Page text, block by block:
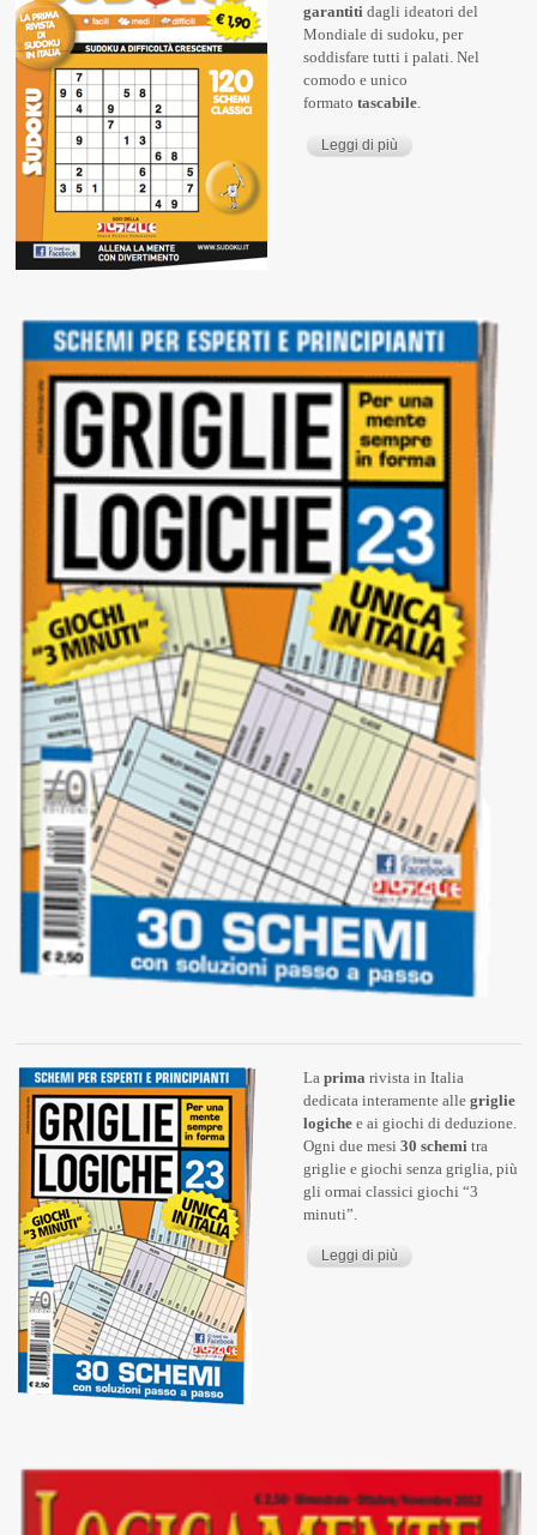
garantiti dagli ideatori del
Mondiale di sudoku, per
soddisfare tutti i palati. Nel
comodo e unico
formatotascabile.
Leggi di più
Laprima rivista in Italia
dedicata interamente allegriglie
logiche e ai giochi di deduzione.
Ogni due mesi30 schemi tra
griglie e giochi senza griglia, più
gli ormai classici giochi “3
minuti”.
Leggi di più